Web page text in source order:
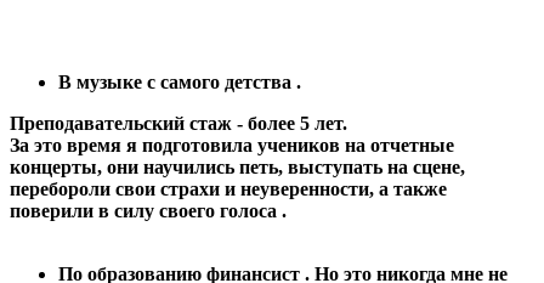
В музыке с самого детства .
Преподавательский стаж - более 5 лет.
За это время я подготовила учеников на отчетные
концерты, они научились петь, выступать на сцене,
перебороли свои страхи и неуверенности, а также
поверили в силу своего голоса .
По образованию финансист . Но это никогда мне не